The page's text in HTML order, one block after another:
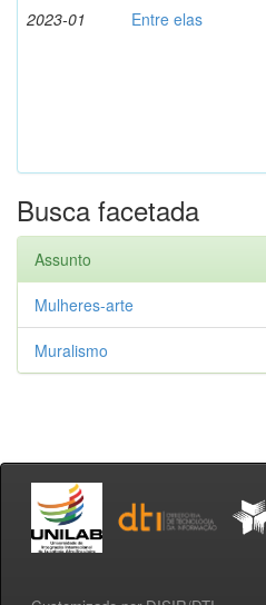
2023-01 Entre elas
Busca facetada
Assunto
Mulheres-arte
Muralismo